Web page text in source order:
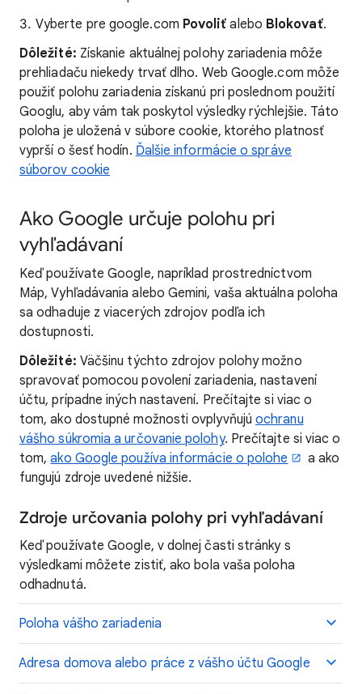
Vyberte pre google.com Povoliť alebo Blokovať.
Dôležité: Získanie aktuálnej polohy zariadenia môže
prehliadaču niekedy trvať dlho. Web Google.com môže
použiť polohu zariadenia získanú pri poslednom použití
Googlu, aby vám tak poskytol výsledky rýchlejšie. Táto
poloha je uložená v súbore cookie, ktorého platnosť
vyprší o šesť hodín. Ďalšie informácie o správe
súborov cookie
Ako Google určuje polohu pri
vyhľadávaní
Keď používate Google, napríklad prostredníctvom
Máp, Vyhľadávania alebo Gemini, vaša aktuálna poloha
sa odhaduje z viacerých zdrojov podľa ich
dostupnosti.
Dôležité: Väčšinu týchto zdrojov polohy možno
spravovať pomocou povolení zariadenia, nastavení
účtu, prípadne iných nastavení. Prečítajte si viac o
tom, ako dostupné možnosti ovplyvňujúochranu
vášho súkromia a určovanie polohy. Prečítajte si viac o
tom,ako Google používa informácie o polohe
a ako
fungujú zdroje uvedené nižšie.
Zdroje určovania polohy pri vyhľadávaní
Keď používate Google, v dolnej časti stránky s
výsledkami môžete zistiť, ako bola vaša poloha
odhadnutá.
Poloha vášho zariadenia
Adresa domova alebo práce z vášho účtu Google